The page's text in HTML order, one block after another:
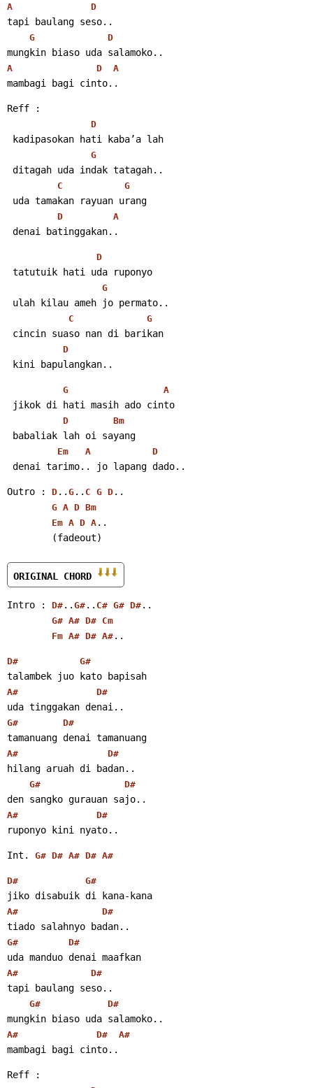
A D
tapi baulang seso..
G D
mungkin biaso uda salamoko..
A D A
mambagi bagi cinto..
Reff :
D
kadipasokan hati kaba’a lah
G
ditagah uda indak tatagah..
C G
uda tamakan rayuan urang
D A
denai batinggakan..
D
tatutuik hati uda ruponyo
G
ulah kilau ameh jo permato..
C G
cincin suaso nan di barikan
D
kini bapulangkan..
G A
jikok di hati masih ado cinto
D Bm
babaliak lah oi sayang
Em A D
denai tarimo.. jo lapang dado..
Outro : D .. G .. C G D ..
G A D Bm
Em A D A ..
        (fadeout)
ORIGINAL CHORD
Intro : D# .. G# .. C# G# D# ..
G# A# D# Cm
Fm A# D# A# ..
D# G#
talambek juo kato bapisah
A# D#
uda tinggakan denai..
G# D#
tamanuang denai tamanuang
A# D#
hilang aruah di badan..
G# D#
den sangko gurauan sajo..
A# D#
ruponyo kini nyato..
Int. G# D# A# D# A#
D# G#
jiko disabuik di kana-kana
A# D#
tiado salahnyo badan..
G# D#
uda manduo denai maafkan
A# D#
tapi baulang seso..
G# D#
mungkin biaso uda salamoko..
A# D# A#
mambagi bagi cinto..
Reff :